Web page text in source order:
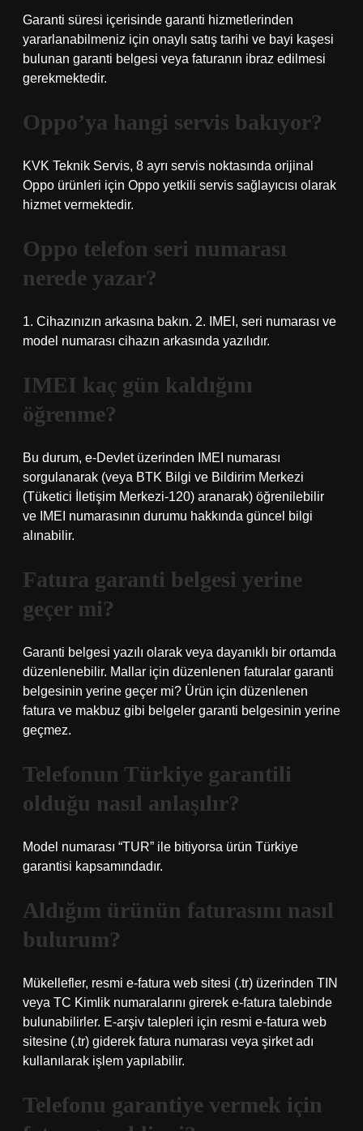
Garanti süresi içerisinde garanti hizmetlerinden
yararlanabilmeniz için onaylı satış tarihi ve bayi kaşesi
bulunan garanti belgesi veya faturanın ibraz edilmesi
gerekmektedir.
Oppo’ya hangi servis bakıyor?
KVK Teknik Servis, 8 ayrı servis noktasında orijinal
Oppo ürünleri için Oppo yetkili servis sağlayıcısı olarak
hizmet vermektedir.
Oppo telefon seri numarası
nerede yazar?
1. Cihazınızın arkasına bakın. 2. IMEI, seri numarası ve
model numarası cihazın arkasında yazılıdır.
IMEI kaç gün kaldığını
öğrenme?
Bu durum, e-Devlet üzerinden IMEI numarası
sorgulanarak (veya BTK Bilgi ve Bildirim Merkezi
(Tüketici İletişim Merkezi-120) aranarak) öğrenilebilir
ve IMEI numarasının durumu hakkında güncel bilgi
alınabilir.
Fatura garanti belgesi yerine
geçer mi?
Garanti belgesi yazılı olarak veya dayanıklı bir ortamda
düzenlenebilir. Mallar için düzenlenen faturalar garanti
belgesinin yerine geçer mi? Ürün için düzenlenen
fatura ve makbuz gibi belgeler garanti belgesinin yerine
geçmez.
Telefonun Türkiye garantili
olduğu nasıl anlaşılır?
Model numarası “TUR” ile bitiyorsa ürün Türkiye
garantisi kapsamındadır.
Aldığım ürünün faturasını nasıl
bulurum?
Mükellefler, resmi e-fatura web sitesi (.tr) üzerinden TIN
veya TC Kimlik numaralarını girerek e-fatura talebinde
bulunabilirler. E-arşiv talepleri için resmi e-fatura web
sitesine (.tr) giderek fatura numarası veya şirket adı
kullanılarak işlem yapılabilir.
Telefonu garantiye vermek için